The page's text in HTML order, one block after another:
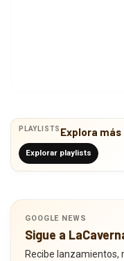
PLAYLISTS Explora más
Explorar playlists
GOOGLE NEWS
Sigue a
Recibe lanzamientos,